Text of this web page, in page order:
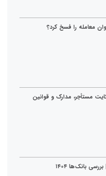
معامله را فسخ کرد؟
مستأجر، مدارک و قوانین
بانک‌ها ۱۴۰۴